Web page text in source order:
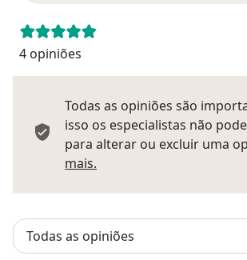
4 opiniões
Todas as opiniões são
isso os especialistas não
para alterar ou excluir uma
mais.